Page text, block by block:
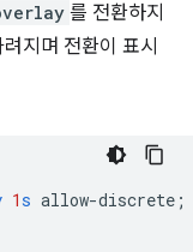
를 전환하지
지며 전환이 표시
1s allow-discrete ;